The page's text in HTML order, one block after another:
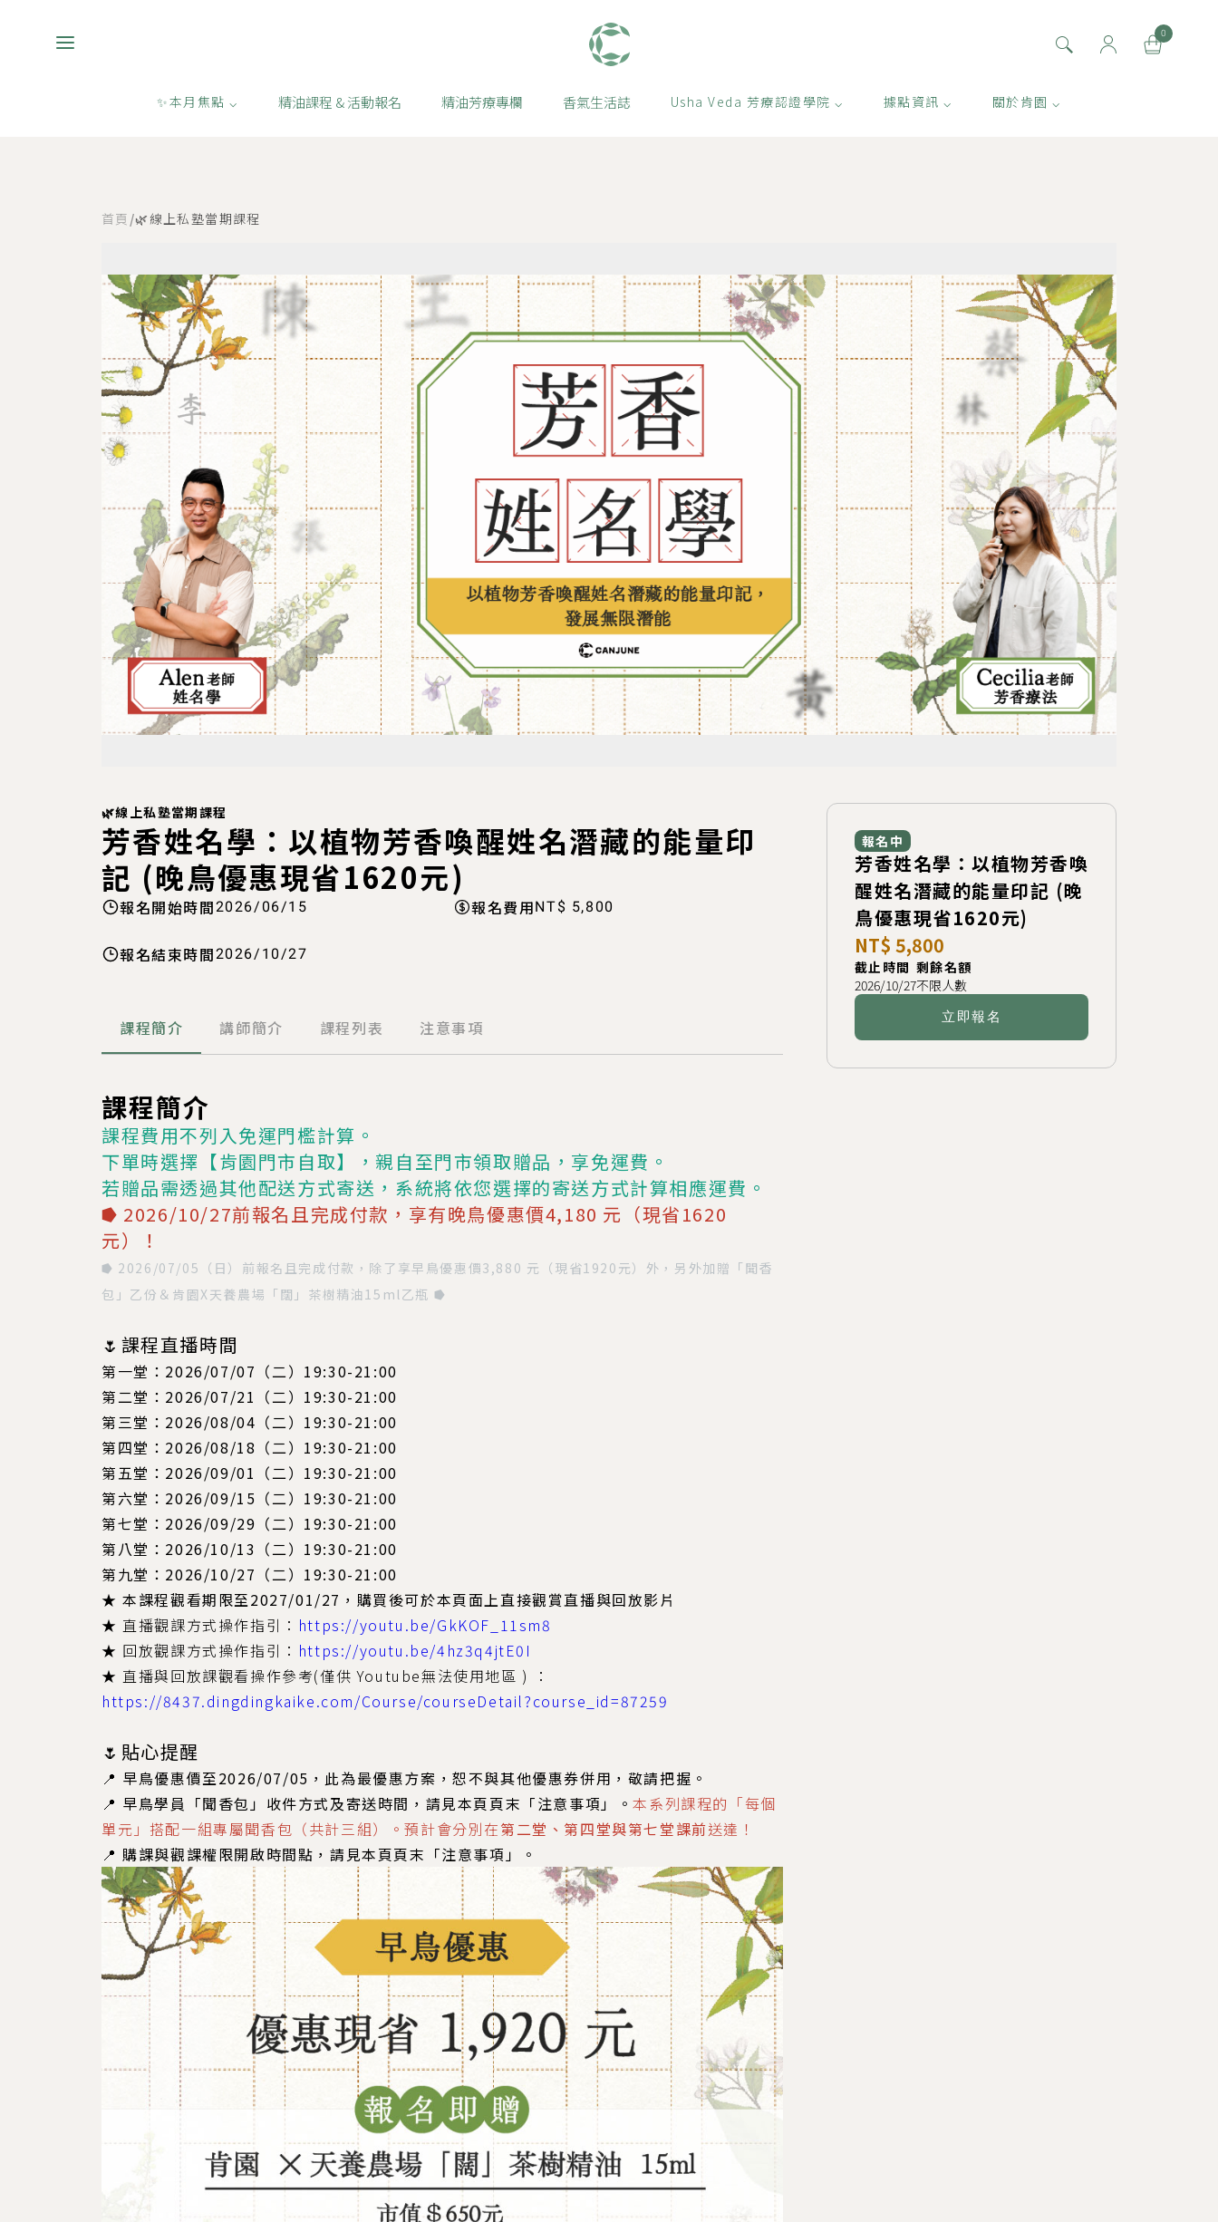
肯園 Canjune 0
✨本月焦點 ⌵ 精油課程 & 活動報名 精油芳療專欄 香氣生活誌 Usha Veda 芳療認證學院 ⌵ 據點資訊 ⌵ 關於肯園 ⌵
首頁 /🌿線上私塾當期課程
🌿線上私塾當期課程
芳香姓名學：以植物芳香喚醒姓名潛藏的能量印
記 (晚鳥優惠現省1620元)
報名開始時間2026/06/15 報名費用NT$ 5,800
報名結束時間2026/10/27
課程簡介 講師簡介 課程列表 注意事項
課程簡介
課程費用不列入免運門檻計算。
下單時選擇【肯園門市自取】，親自至門市領取贈品，享免運費。
若贈品需透過其他配送方式寄送，系統將依您選擇的寄送方式計算相應運費。
⭓ 2026/10/27前報名且完成付款，享有晚鳥優惠價4,180 元（現省1620
元）！
⭓ 2026/07/05（日）前報名且完成付款，除了享早鳥優惠價3,880 元（現省1920元）外，另外加贈「聞香
包」乙份＆肯園X天養農場「闊」茶樹精油15ml乙瓶 ⭓
🌷課程直播時間
第一堂：2026/07/07（二）19:30-21:00
第二堂：2026/07/21（二）19:30-21:00
第三堂：2026/08/04（二）19:30-21:00
第四堂：2026/08/18（二）19:30-21:00
第五堂：2026/09/01（二）19:30-21:00
第六堂：2026/09/15（二）19:30-21:00
第七堂：2026/09/29（二）19:30-21:00
第八堂：2026/10/13（二）19:30-21:00
第九堂：2026/10/27（二）19:30-21:00
★ 本課程觀看期限至2027/01/27，購買後可於本頁面上直接觀賞直播與回放影片
★ 直播觀課方式操作指引： https://youtu.be/GkKOF_11sm8
★ 回放觀課方式操作指引： https://youtu.be/4hz3q4jtE0I
★ 直播與回放課觀看操作參考(僅供 Youtube無法使用地區 ) ：
https://8437.dingdingkaike.com/Course/courseDetail?course_id=87259
🌷貼心提醒
📍 早鳥優惠價至2026/07/05，此為最優惠方案，恕不與其他優惠券併用，敬請把握。
📍 早鳥學員「聞香包」收件方式及寄送時間，請見本頁頁末「注意事項」。本系列課程的「每個
單元」搭配一組專屬聞香包（共計三組）。預計會分別在第二堂、第四堂與第七堂課前送達！
📍 購課與觀課權限開啟時間點，請見本頁頁末「注意事項」。
報名中
芳香姓名學：以植物芳香喚
醒姓名潛藏的能量印記 (晚
鳥優惠現省1620元)
NT$ 5,800
截止時間
2026/10/27
剩餘名額
不限人數
立即報名